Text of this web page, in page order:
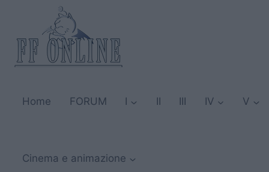
contenuto
Home FORUM I II III IV V
Cinema e animazione